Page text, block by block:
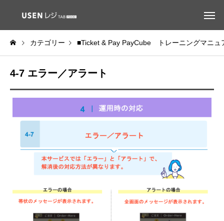
カテゴリー ■Ticket & Pay PayCube トレーニングマニュ
4-7 エラー／アラート